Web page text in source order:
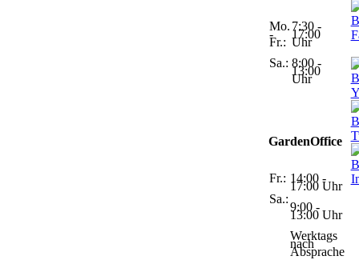
Mo.
-
Fr.:
Sa.:
7:30 -
17:00
Uhr
8:00 -
13:00
Uhr
GardenOffice
Fr.:
Sa.:
14:00 -
17:00 Uhr
9:00 -
13:00 Uhr
Werktags
nach
Absprache